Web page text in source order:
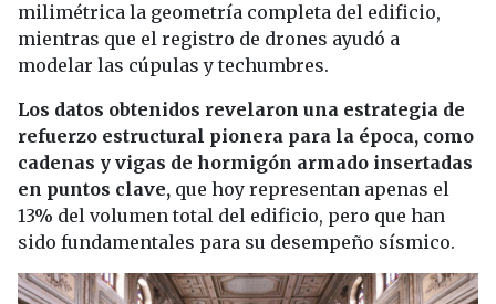
milimétrica la geometría completa del edificio,
mientras que el registro de drones ayudó a
modelar las cúpulas y techumbres.
Los datos obtenidos revelaron una estrategia de
refuerzo estructural pionera para la época, como
cadenas y vigas de hormigón armado insertadas
en puntos clave, que hoy representan apenas el
13% del volumen total del edificio, pero que han
sido fundamentales para su desempeño sísmico.